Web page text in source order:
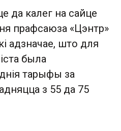
да калег на сайце
прафсаюза «Цэнтр»
адзначае, што для
была
тарыфы за
з 55 да 75